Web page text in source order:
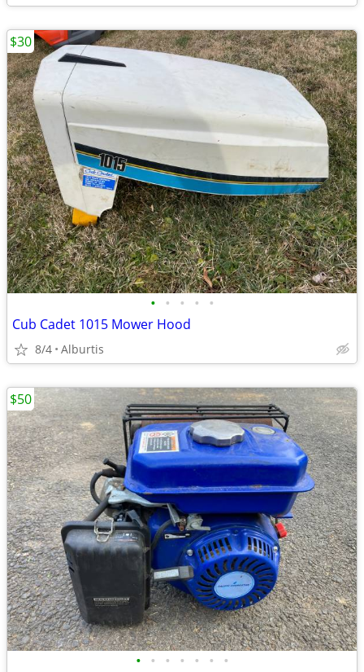
• • • • •
Cub Cadet 1015 Mower Hood
8/4 Alburtis
$30
• • • • • • •
$50